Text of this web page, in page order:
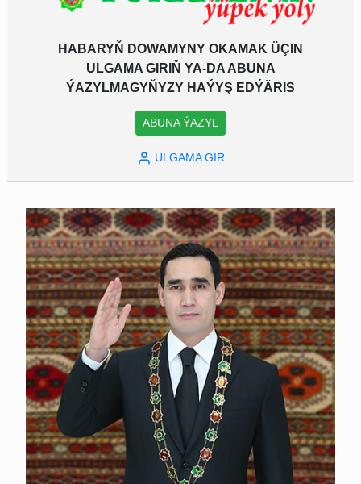
HABARYŇ DOWAMYNY OKAMAK ÜÇIN
ULGAMA GIRIŇ YA-DA ABUNA
ÝAZYLMAGYŇYZY HAÝYŞ EDÝÄRIS
ABUNA ÝAZYL
ULGAMA GIR